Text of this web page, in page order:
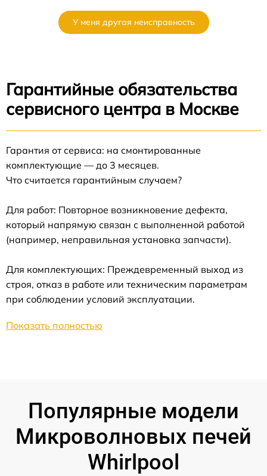
У меня другая неисправность
Гарантийные обязательства
сервисного центра в Москве
Гарантия от сервиса: на смонтированные
комплектующие — до 3 месяцев.
Что считается гарантийным случаем?
Для работ: Повторное возникновение дефекта,
который напрямую связан с выполненной работой
(например, неправильная установка запчасти).
Для комплектующих: Преждевременный выход из
строя, отказ в работе или техническим параметрам
при соблюдении условий эксплуатации.
Показать полностью
Популярные модели
Микроволновых печей
Whirlpool